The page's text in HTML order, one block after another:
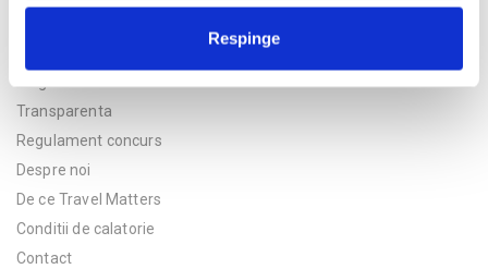
Respinge
Transparenta
Regulament concurs
Despre noi
De ce Travel Matters
Conditii de calatorie
Contact